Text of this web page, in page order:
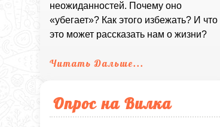
неожиданностей. Почему оно
«убегает»? Как этого избежать? И что
это может рассказать нам о жизни?
Читать Дальше...
Опрос на Вилка